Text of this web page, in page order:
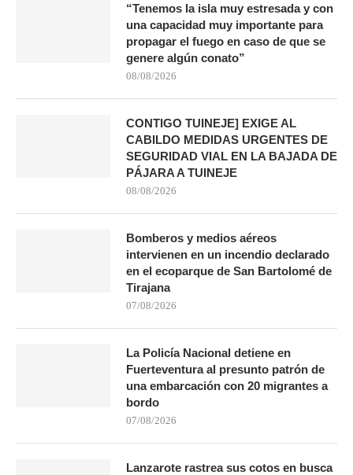
“Tenemos la isla muy estresada y con
una capacidad muy importante para
propagar el fuego en caso de que se
genere algún conato”
08/08/2026
CONTIGO TUINEJE] EXIGE AL
CABILDO MEDIDAS URGENTES DE
SEGURIDAD VIAL EN LA BAJADA DE
PÁJARA A TUINEJE
08/08/2026
Bomberos y medios aéreos
intervienen en un incendio declarado
en el ecoparque de San Bartolomé de
Tirajana
07/08/2026
La Policía Nacional detiene en
Fuerteventura al presunto patrón de
una embarcación con 20 migrantes a
bordo
07/08/2026
Lanzarote rastrea sus cotos en busca